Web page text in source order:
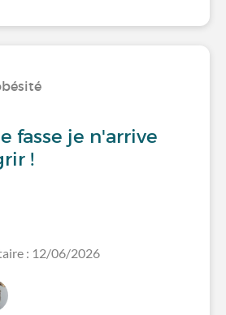
fasse je n'arrive
!
: 12/06/2026